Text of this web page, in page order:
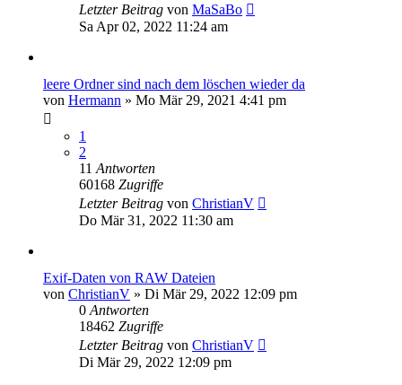
Letzter Beitrag von MaSaBo
Sa Apr 02, 2022 11:24 am
leere Ordner sind nach dem löschen wieder da
von Hermann » Mo Mär 29, 2021 4:41 pm
1
2
11 Antworten
60168 Zugriffe
Letzter Beitrag von ChristianV
Do Mär 31, 2022 11:30 am
Exif-Daten von RAW Dateien
von ChristianV » Di Mär 29, 2022 12:09 pm
0 Antworten
18462 Zugriffe
Letzter Beitrag von ChristianV
Di Mär 29, 2022 12:09 pm